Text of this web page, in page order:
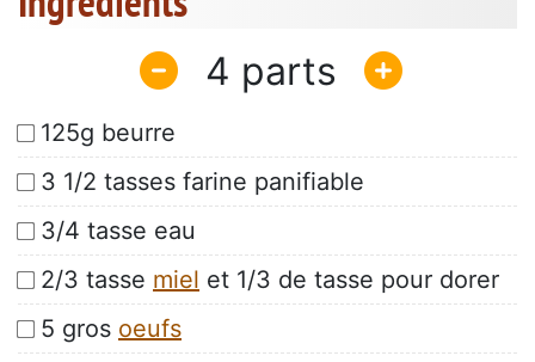
4
125g beurre
3 1/2 tasses farine panifiable
3/4 tasse eau
2/3 tasse miel et 1/3 de tasse pour dorer
5 gros oeufs